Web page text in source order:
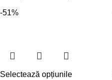
-51%
Selectează opțiunile